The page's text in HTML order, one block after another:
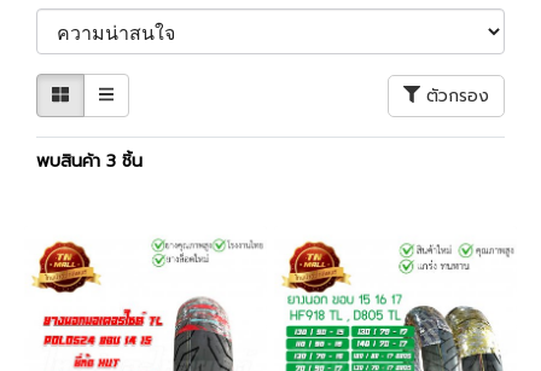
ตัวกรอง
พบสินค้า 3 ชิ้น